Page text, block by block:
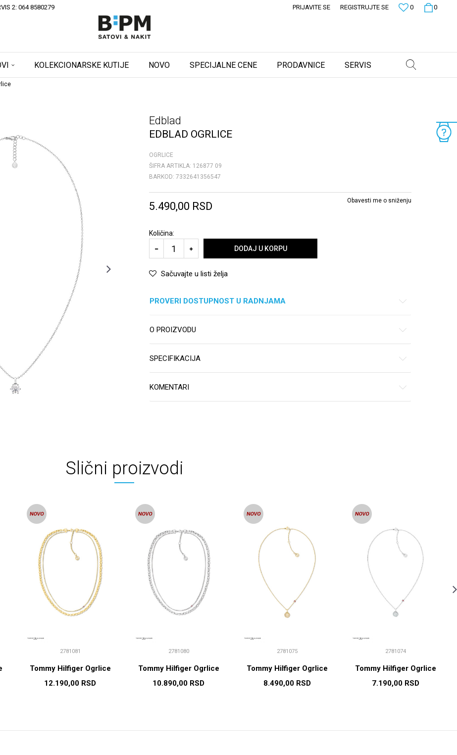
2: 064 8580279 0
0
PRIJAVITE SE REGISTRUJTE SE
KOLEKCIONARSKE KUTIJE NOVO SPECIJALNE CENE PRODAVNICE SERVIS
Edblad
EDBLAD OGRLICE
OGRLICE
ŠIFRA ARTIKLA: 126877 09
BARKOD: 7332641356547
5.490,00 RSD Obavesti me o sniženju
Količina:
DODAJ U KORPU
Sačuvajte u listi želja
PROVERI DOSTUPNOST U RADNJAMA
O PROIZVODU
SPECIFIKACIJA
KOMENTARI
Slični proizvodi
2781081
Tommy Hilfiger Ogrlice
12.190,00 RSD
2781080
Tommy Hilfiger Ogrlice
10.890,00 RSD
2781075
Tommy Hilfiger Ogrlice
8.490,00 RSD
2781074
Tommy Hilfiger Ogrlice
7.190,00 RSD